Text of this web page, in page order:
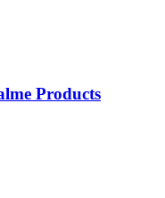
Products